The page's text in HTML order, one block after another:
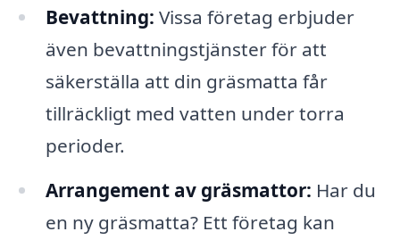
Bevattning: Vissa företag erbjuder
även bevattningstjänster för att
säkerställa att din gräsmatta får
tillräckligt med vatten under torra
perioder.
Arrangement av gräsmattor: Har du
en ny gräsmatta? Ett företag kan